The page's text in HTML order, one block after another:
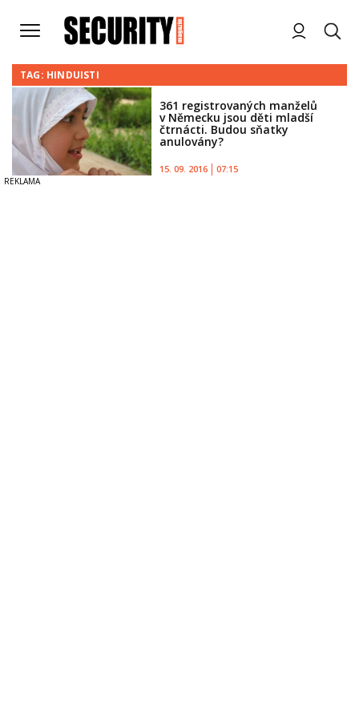
TAG: HINDUISTI
361 registrovaných manželů
v Německu jsou děti mladší
čtrnácti. Budou sňatky
anulovány?
15. 09. 2016 07:15